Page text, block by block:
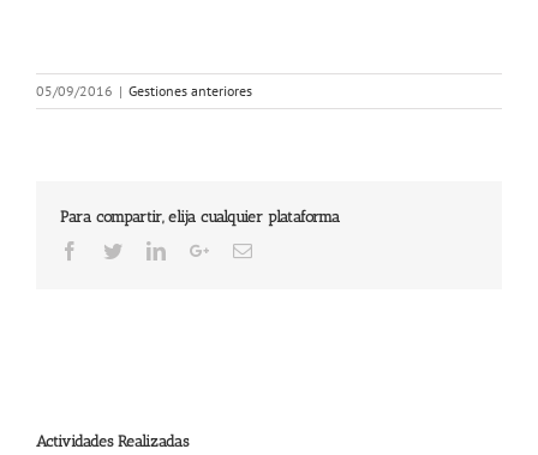
05/09/2016 | Gestiones anteriores
Para compartir, elija cualquier plataforma
Facebook
TwitterLinkedInGoogle+Email
Actividades Realizadas